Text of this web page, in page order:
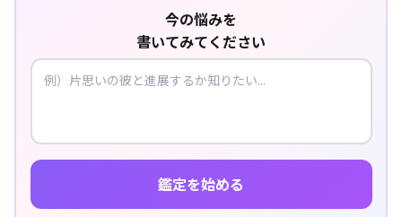
今の悩みを
書いてみてください
鑑定を始める